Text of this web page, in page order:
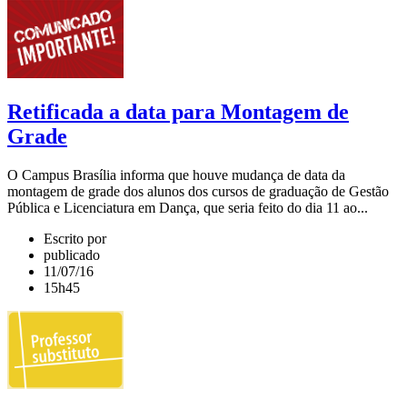
Retificada a data para Montagem de
Grade
O Campus Brasília informa que houve mudança de data da
montagem de grade dos alunos dos cursos de graduação de Gestão
Pública e Licenciatura em Dança, que seria feito do dia 11 ao...
Escrito por
publicado
11/07/16
15h45